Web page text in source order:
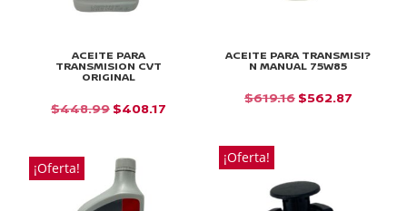
ACEITE PARA
TRANSMISION CVT
ORIGINAL
$448.99 EL
ORIGINAL
ERA:
$448.99.
$408.17EL
ACEITE PARA TRANSMISI?
N MANUAL 75W85
$619.16 EL
$619.16.
$562.87EL
¡Oferta!
¡Oferta!